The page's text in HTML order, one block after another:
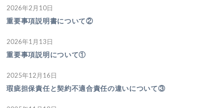
2026年2月10日
重要事項説明書について②
2026年1月13日
重要事項説明について①
2025年12月16日
瑕疵担保責任と契約不適合責任の違いについて③